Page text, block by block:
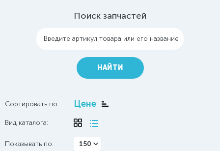
Поиск запчастей
Введите артикул товара или его название
НАЙТИ
Сортировать по: Цене
Вид каталога:
Показывать по: 150